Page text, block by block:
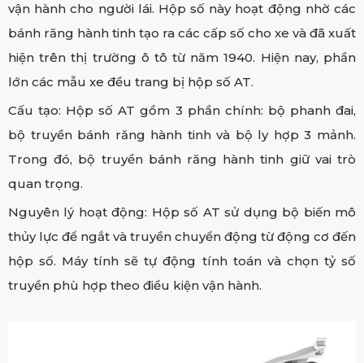
vận hành cho người lái. Hộp số này hoạt động nhờ các
bánh răng hành tinh tạo ra các cấp số cho xe và đã xuất
hiện trên thị trường ô tô từ năm 1940. Hiện nay, phần
lớn các mẫu xe đều trang bị hộp số AT.
Cấu tạo: Hộp số AT gồm 3 phần chính: bộ phanh đai,
bộ truyền bánh răng hành tinh và bộ ly hợp 3 mảnh.
Trong đó, bộ truyền bánh răng hành tinh giữ vai trò
quan trọng.
Nguyên lý hoạt động: Hộp số AT sử dụng bộ biến mô
thủy lực để ngắt và truyền chuyển động từ động cơ đến
hộp số. Máy tính sẽ tự động tính toán và chọn tỷ số
truyền phù hợp theo điều kiện vận hành.